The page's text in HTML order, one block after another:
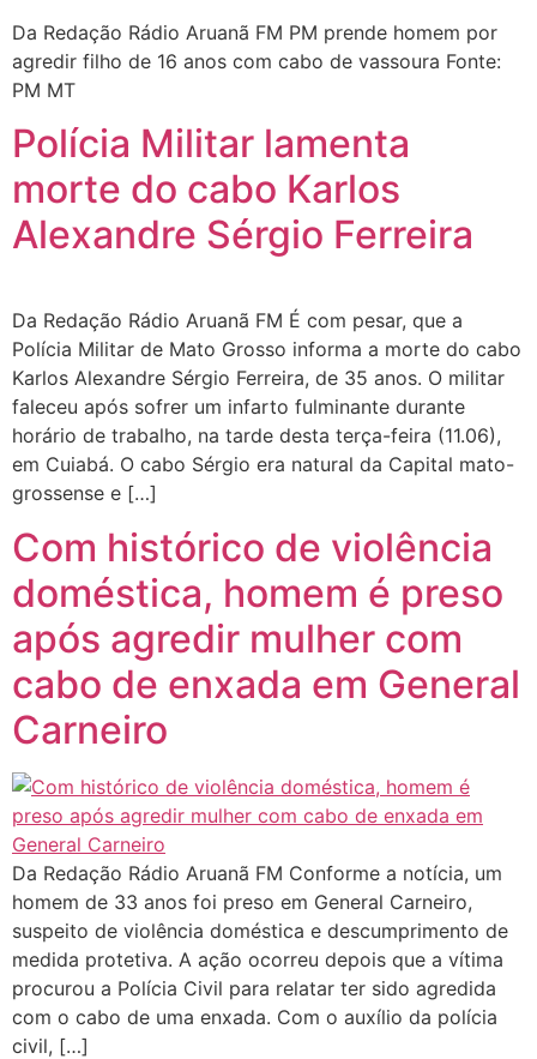
Da Redação Rádio Aruanã FM PM prende homem por
agredir filho de 16 anos com cabo de vassoura Fonte:
PM MT
Polícia Militar lamenta
morte do cabo Karlos
Alexandre Sérgio Ferreira
Da Redação Rádio Aruanã FM É com pesar, que a
Polícia Militar de Mato Grosso informa a morte do cabo
Karlos Alexandre Sérgio Ferreira, de 35 anos. O militar
faleceu após sofrer um infarto fulminante durante
horário de trabalho, na tarde desta terça-feira (11.06),
em Cuiabá. O cabo Sérgio era natural da Capital mato-
grossense e […]
Com histórico de violência
doméstica, homem é preso
após agredir mulher com
cabo de enxada em General
Carneiro
Da Redação Rádio Aruanã FM Conforme a notícia, um
homem de 33 anos foi preso em General Carneiro,
suspeito de violência doméstica e descumprimento de
medida protetiva. A ação ocorreu depois que a vítima
procurou a Polícia Civil para relatar ter sido agredida
com o cabo de uma enxada. Com o auxílio da polícia
civil, […]